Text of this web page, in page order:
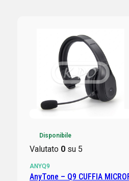
Disponibile
Valutato 0su 5
ANYQ9
AnyTone – Q9 CUFFIA